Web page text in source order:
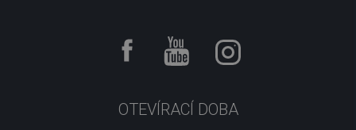
OTEVÍRACÍ DOBA